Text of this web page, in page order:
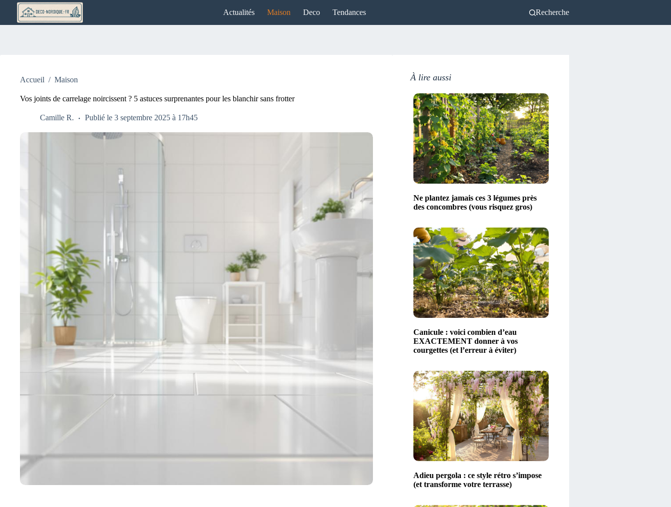
Passer
contenu
Actualités Maison Deco Tendances Recherche
Accueil / Maison
Vos joints de carrelage noircissent ? 5 astuces surprenantes pour les blanchir sans frotter
Camille R. Publié le 3 septembre 2025 à 17h45
À lire aussi
Ne plantez jamais ces 3 légumes près
des concombres (vous risquez gros)
Canicule : voici combien d’eau
EXACTEMENT donner à vos
courgettes (et l’erreur à éviter)
Adieu pergola : ce style rétro s’impose
(et transforme votre terrasse)